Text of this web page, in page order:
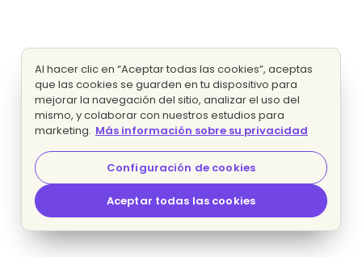
Al hacer clic en “Aceptar todas las cookies”, aceptas
que las cookies se guarden en tu dispositivo para
mejorar la navegación del sitio, analizar el uso del
mismo, y colaborar con nuestros estudios para
marketing. Más información sobre su privacidad
Configuración de cookies
Aceptar todas las cookies